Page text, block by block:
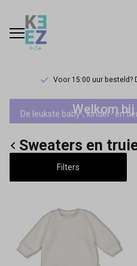
Voor 15:00 uur besteld?
Sale
mini
uni
sweaters
truien
Welkom
De leukste baby-, kinder- en
Sweaters en
Filters